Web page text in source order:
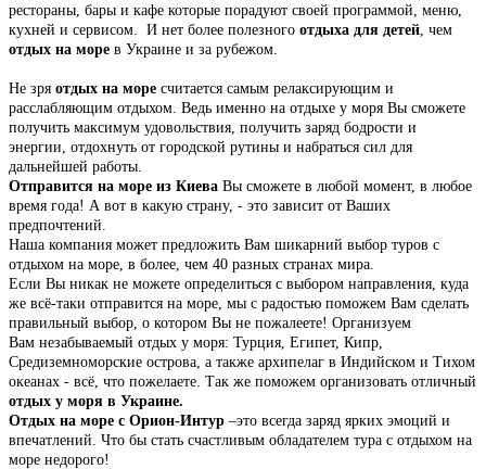
рестораны, бары и кафе которые порадуют своей программой, меню,
кухней и сервисом. И нет более полезного отдыха для детей , чем
отдых на море в Украине и за рубежом.
Не зря отдых на море считается самым релаксирующим и
расслабляющим отдыхом. Ведь именно на отдыхе у моря Вы сможете
получить максимум удовольствия, получить заряд бодрости и
энергии, отдохнуть от городской рутины и набраться сил для
дальнейшей работы.
Отправится на море из Киева Вы сможете в любой момент, в любое
время года! А вот в какую страну, - это зависит от Ваших
предпочтений.
Наша компания может предложить Вам шикарний выбор туров с
отдыхом на море, в более, чем 40 разных странах мира.
Если Вы никак не можете определиться с выбором направления, куда
же всё-таки отправится на море, мы с радостью поможем Вам сделать
правильный выбор, о котором Вы не пожалеете! Организуем
Вам незабываемый отдых у моря: Турция, Египет, Кипр,
Средиземноморские острова, а также архипелаг в Индийском и Тихом
океанах - всё, что пожелаете. Так же поможем организовать отличный
отдых у моря в Украине.
Отдых на море с Орион-Интур –это всегда заряд ярких эмоций и
впечатлений. Что бы стать счастливым обладателем тура с отдыхом на
море недорого!